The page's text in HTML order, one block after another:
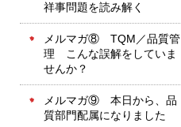
祥事問題を読み解く
メルマガ⑧ TQM／品質管
理 こんな誤解をしていま
せんか？
メルマガ⑨ 本日から、品
質部門配属になりました